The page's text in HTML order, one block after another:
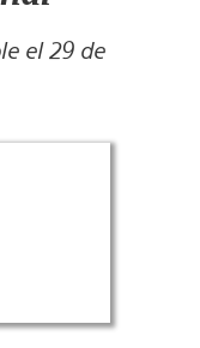
el 29 de